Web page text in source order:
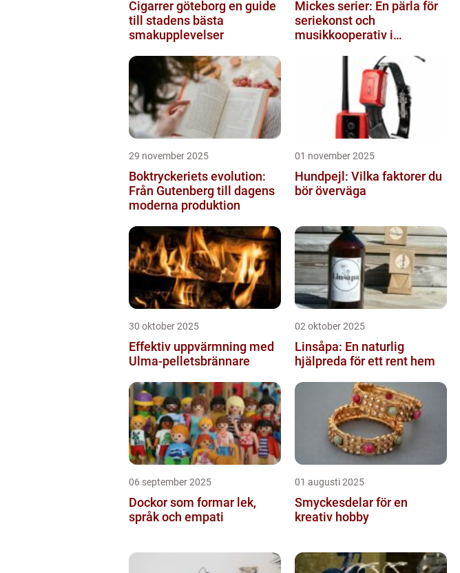
Cigarrer göteborg en guide
till stadens bästa
smakupplevelser
Mickes serier: En pärla för
seriekonst och
musikkooperativ i
29 november 2025
Boktryckeriets evolution:
Från Gutenberg till dagens
moderna produktion
01 november 2025
Hundpejl: Vilka faktorer du
bör överväga
30 oktober 2025
Effektiv uppvärmning med
Ulma-pelletsbrännare
02 oktober 2025
Linsåpa: En naturlig
hjälpreda för ett rent hem
06 september 2025
Dockor som formar lek,
språk och empati
01 augusti 2025
Smyckesdelar för en
kreativ hobby